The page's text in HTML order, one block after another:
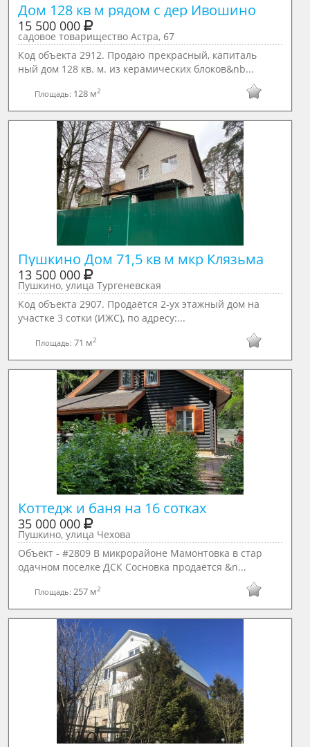
Дом 128 кв м рядом с дер Ивошино
15 500 000
садовое товарищество Астра, 67
Код объекта 2912. Продаю прекрасный, капиталь
ный дом 128 кв. м. из керамических блоков&nb...
Площадь: 128 м2
Пушкино Дом 71,5 кв м мкр Клязьма
13 500 000
Пушкино, улица Тургеневская
Код объекта 2907. Продаётся 2-ух этажный дом на
участке 3 сотки (ИЖС), по адресу:...
Площадь:71 м2
Коттедж и баня на 16 сотках
35 000 000
Пушкино, улица Чехова
Объект - #2809 В микрорайоне Мамонтовка в стар
одачном поселке ДСК Сосновка продаётся &n...
Площадь: 257 м2